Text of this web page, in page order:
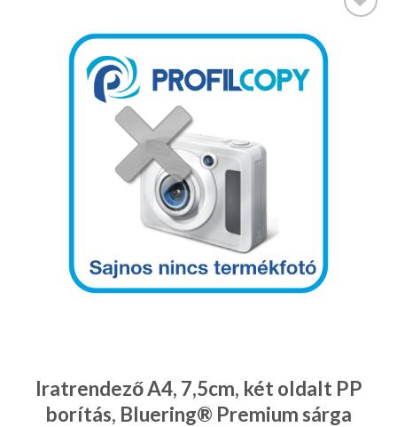
Kedvencekhez
Iratrendező A4, 7,5cm, két oldalt PP
borítás, Bluering® Premium sárga